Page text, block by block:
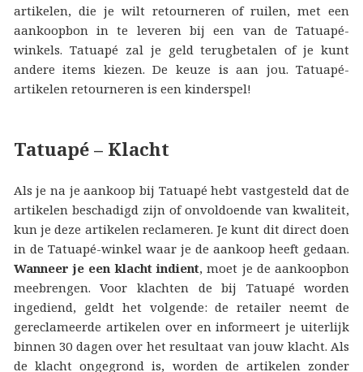
artikelen, die je wilt retourneren of ruilen, met een
aankoopbon in te leveren bij een van de Tatuapé-
winkels. Tatuapé zal je geld terugbetalen of je kunt
andere items kiezen. De keuze is aan jou. Tatuapé-
artikelen retourneren is een kinderspel!
Tatuapé – Klacht
Als je na je aankoop bij Tatuapé hebt vastgesteld dat de
artikelen beschadigd zijn of onvoldoende van kwaliteit,
kun je deze artikelen reclameren. Je kunt dit direct doen
in de Tatuapé-winkel waar je de aankoop heeft gedaan.
Wanneer je een klacht indient, moet je de aankoopbon
meebrengen. Voor klachten de bij Tatuapé worden
ingediend, geldt het volgende: de retailer neemt de
gereclameerde artikelen over en informeert je uiterlijk
binnen 30 dagen over het resultaat van jouw klacht. Als
de klacht ongegrond is, worden de artikelen zonder